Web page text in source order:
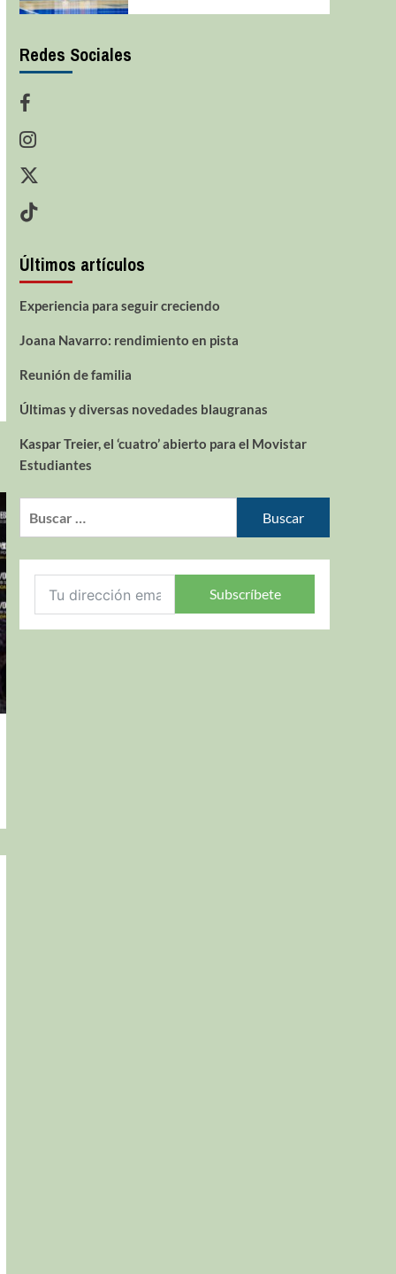
Redes Sociales
Últimos artículos
Experiencia para seguir creciendo
Joana Navarro: rendimiento en pista
Reunión de familia
Últimas y diversas novedades blaugranas
Kaspar Treier, el ‘cuatro’ abierto para el Movistar
Estudiantes
Subscríbete